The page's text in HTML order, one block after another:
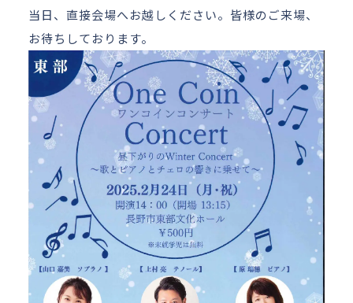
当日、直接会場へお越しください。皆様のご来場、
お待ちしております。